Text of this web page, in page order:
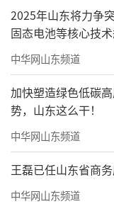
“大国重
力
展览现场
成为最大亮点
2025年山东将力争
固态电池等核心技
中华网山东频道
加快塑造绿色低碳
势，山东这么干！
中华网山东频道
王磊已任山东省商
中华网山东频道